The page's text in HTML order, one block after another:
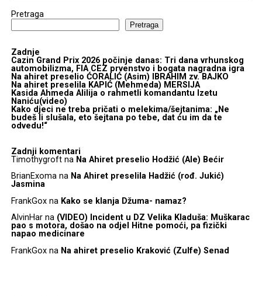
Pretraga
Pretraga
Zadnje
Cazin Grand Prix 2026 počinje danas: Tri dana vrhunskog
automobilizma, FIA CEZ prvenstvo i bogata nagradna igra
Na ahiret preselio ĆORALIĆ (Asim) IBRAHIM zv. BAJKO
Na ahiret preselila KAPIĆ (Mehmeda) MERSIJA
Kasida Ahmeda Alilija o rahmetli komandantu Izetu
Naniću(video)
Kako djeci ne treba pričati o melekima/šejtanima: „Ne
budeš li slušala, eto šejtana po tebe, dat ću im da te
odvedu!“
Zadnji komentari
Timothygroftna Na Ahiret preselio Hodžić (Ale) Bećir
BrianExomana Na Ahiret preselila Hadžić (rođ. Jukić)
Jasmina
FrankGoxna Kako se klanja Džuma- namaz?
AlvinHarna (VIDEO) Incident u DZ Velika Kladuša: Muškarac
pao s motora, došao na odjel Hitne pomoći, pa fizički
napao medicinare
FrankGoxna Na ahiret preselio Kraković (Zulfe) Senad